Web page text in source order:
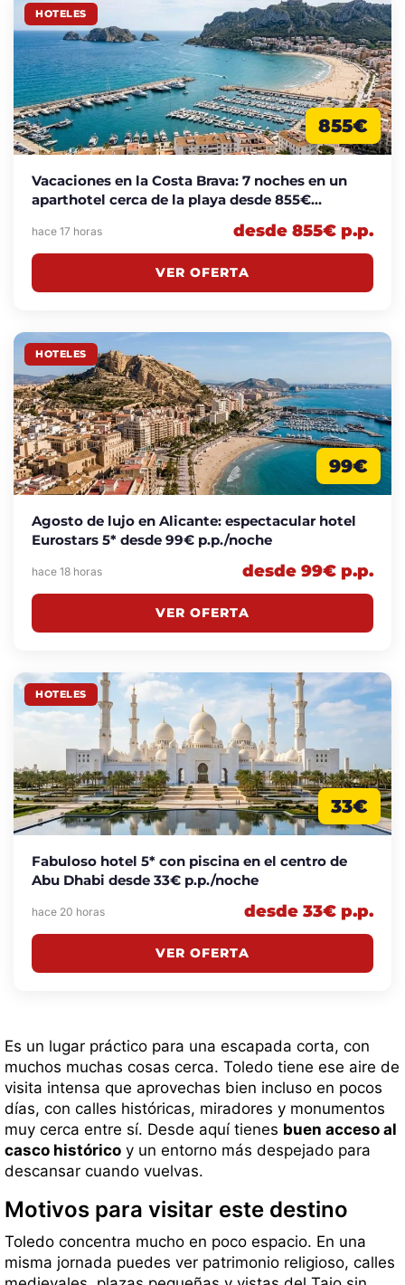
HOTELES
855€
Vacaciones en la Costa Brava: 7 noches en un
aparthotel cerca de la playa desde 855€
hace 17 horas desde 855€ p.p.
VER OFERTA
HOTELES
99€
Agosto de lujo en Alicante: espectacular hotel
Eurostars 5* desde 99€ p.p./noche
hace 18 horas desde 99€ p.p.
VER OFERTA
HOTELES
33€
Fabuloso hotel 5* con piscina en el centro de
Abu Dhabi desde 33€ p.p./noche
hace 20 horas desde 33€ p.p.
VER OFERTA
Es un lugar práctico para una escapada corta, con
muchos muchas cosas cerca. Toledo tiene ese aire de
visita intensa que aprovechas bien incluso en pocos
días, con calles históricas, miradores y monumentos
muy cerca entre sí. Desde aquí tienes buen acceso al
casco histórico y un entorno más despejado para
descansar cuando vuelvas.
Motivos para visitar este destino
Toledo concentra mucho en poco espacio. En una
misma jornada puedes ver patrimonio religioso, calles